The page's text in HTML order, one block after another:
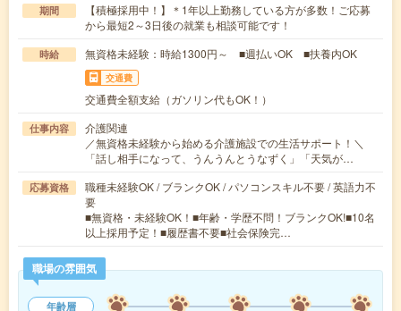
期間
【積極採用中！】＊1年以上勤務している方が多数！ご応募
から最短2～3日後の就業も相談可能です！
時給 無資格未経験：時給1300円～ ■週払いOK ■扶養内OK
交通費
交通費全額支給（ガソリン代もOK！）
仕事内容
介護関連
／無資格未経験から始める介護施設での生活サポート！＼
「話し相手になって、うんうんとうなずく」「天気が…
応募資格
職種未経験OK / ブランクOK / パソコンスキル不要 / 英語力不
要
■無資格・未経験OK！■年齢・学歴不問！ブランクOK!■10名
以上採用予定！■履歴書不要■社会保険完…
職場の雰囲気
年齢層